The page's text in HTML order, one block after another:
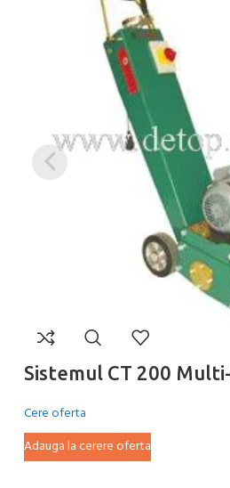
Sistemul CT 200
Cere oferta
Adauga la cerere oferta